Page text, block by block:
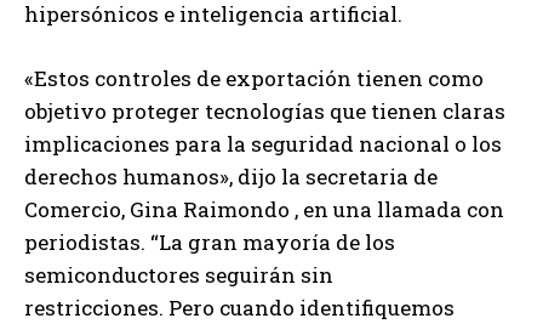
hipersónicos e inteligencia artificial.
«Estos controles de exportación tienen como
objetivo proteger tecnologías que tienen claras
implicaciones para la seguridad nacional o los
derechos humanos», dijo la secretaria de
Comercio, Gina Raimondo , en una llamada con
periodistas. “La gran mayoría de los
semiconductores seguirán sin
restricciones. Pero cuando identifiquemos